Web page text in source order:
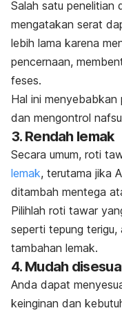
Salah satu penelitian
mengatakan serat
lebih lama karena
pencernaan,
feses.
Hal ini menyebabkan
dan mengontrol
3. Rendah lemak
Secara umum, roti
lemak, terutama jika
ditambah mentega
Pilihlah roti tawar
seperti tepung terigu,
tambahan lemak.
4. Mudah
Anda dapat
keinginan dan